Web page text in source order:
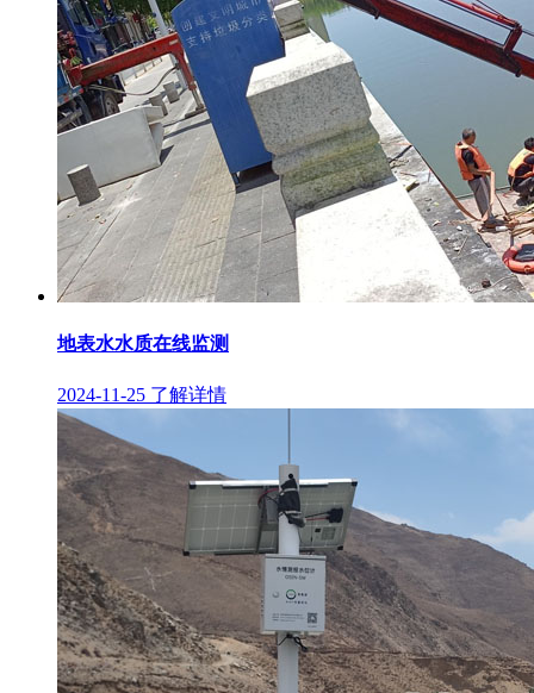
地表水水质在线监测
2024-11-25 了解详情